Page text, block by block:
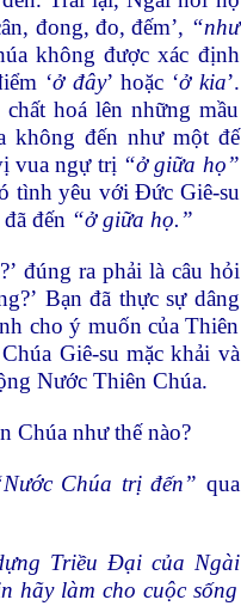
đong, đo, đếm’, “như
không được xác định
‘ở đây’ hoặc ‘ở kia’.
hoá lên những mầu
không đến như một đế
vua ngự trị “ở giữa họ”
tình yêu với Đức Giê-su
đến “ở giữa họ.”
đúng ra phải là câu hỏi
Bạn đã thực sự dâng
cho ý muốn của Thiên
Giê-su mặc khải và
Nước Thiên Chúa.
Chúa như thế nào?
Nước Chúa trị đến” qua
Triều Đại của Ngài
hãy làm cho cuộc sống